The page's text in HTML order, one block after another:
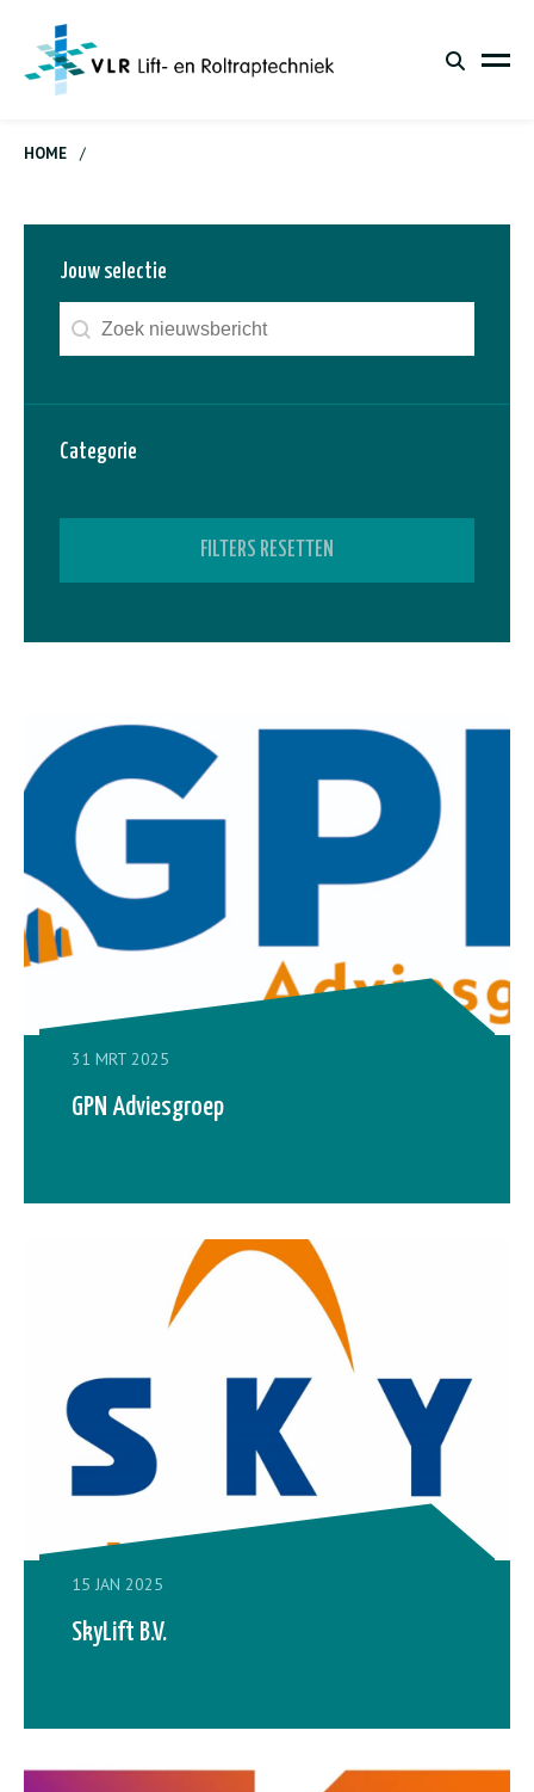
HOME /
Jouw selectie
Zoeken - nieuws
Search content
Categorie
FILTERS RESETTEN
31 MRT 2025
GPN Adviesgroep
15 JAN 2025
SkyLift B.V.